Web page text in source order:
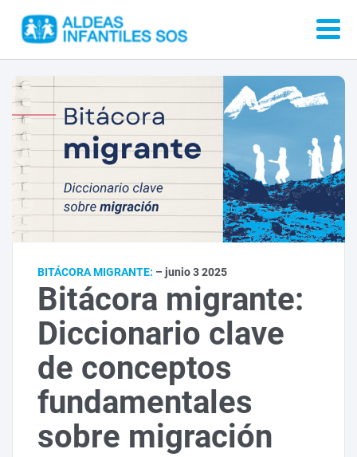
BITÁCORA MIGRANTE: – junio 3 2025
Bitácora migrante:
Diccionario clave
de conceptos
fundamentales
sobre migración